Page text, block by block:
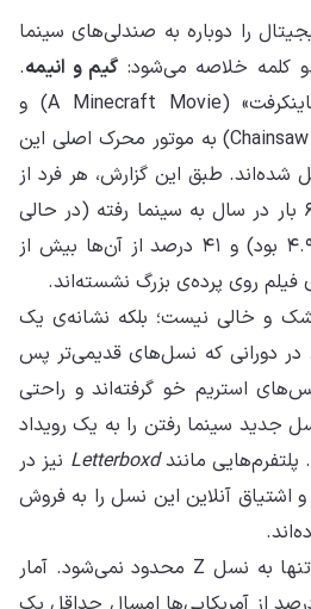
را دوباره به صندلی‌های سینما
کلمه خلاصه می‌شود: گیم و انیمه.
فیلم‌هایی مانند «فیلم ماینکرفت» (A Minecraft Movie) و
انیمه‌ی «مرد اره‌ای» (Chainsaw Man) به موتور محرک اصلی این
شده‌اند. طبق این گزارش، هر فرد از
نسل Z به طور متوسط ۶.۱ بار در سال به سینما رفته (در حالی
که سال گذشته این عدد ۴.۹ بود) و ۴۱ درصد از آن‌ها بیش از
روی پرده‌ی بزرگ نشسته‌اند.
و خالی نیست؛ بلکه نشانه‌ی یک
دورانی که نسل‌های قدیمی‌تر پس
استریم خو گرفته‌اند و راحتی
جدید سینما رفتن را به یک رویداد
مانندLetterboxd نیز در
و اشتیاق آنلاین این نسل را به فروش
البته این موج امیدبخش تنها به نسل Z محدود نمی‌شود. آمار